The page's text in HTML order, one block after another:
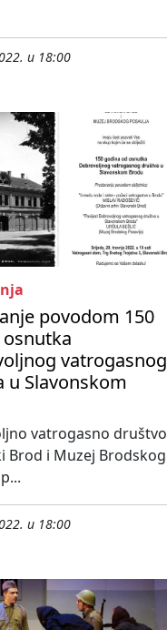
u 18:00
povodom 150
vatrogasnog
u Slavonskom
vatrogasno društvo
Brod i Muzej Brodskog
u 18:00